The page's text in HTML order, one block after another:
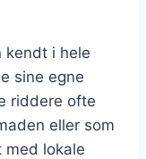
kendt i hele
sine egne
riddere ofte
eller som
med lokale